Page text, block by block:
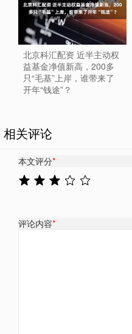
北京科汇配资 近半主动权
益基金净值新高，200多
只“毛基”上岸，谁带来了
开年“钱途”？
相关评论
本文评分*
评论内容*